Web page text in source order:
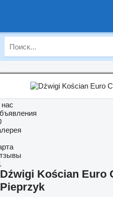
Dźwigi Kościan Euro
Pieprzyk